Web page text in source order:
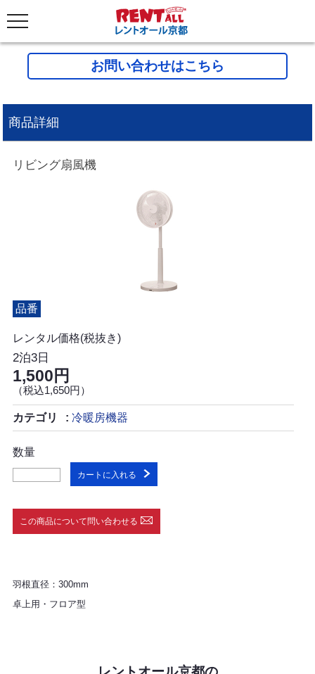
お問い合わせはこちら
商品詳細
リビング扇風機
品番
レンタル価格(税抜き)
2泊3日
1,500円
（税込1,650円）
カテゴリ 冷暖房機器
数量
カートに入れる
この商品について問い合わせる
羽根直径：300mm
卓上用・フロア型